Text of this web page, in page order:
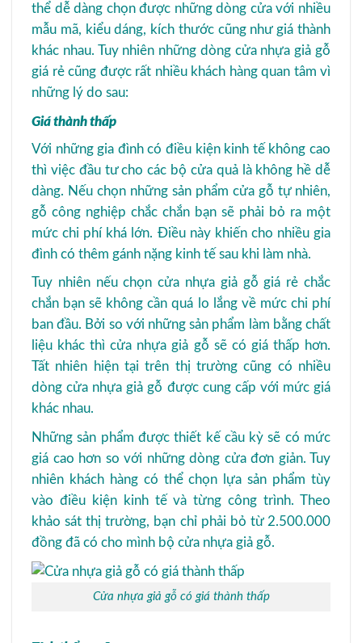
thể dễ dàng chọn được những dòng cửa với nhiều
mẫu mã, kiểu dáng, kích thước cũng như giá thành
khác nhau. Tuy nhiên những dòng cửa nhựa giả gỗ
giá rẻ cũng được rất nhiều khách hàng quan tâm vì
những lý do sau:
Giá thành thấp
Với những gia đình có điều kiện kinh tế không cao
thì việc đầu tư cho các bộ cửa quả là không hề dễ
dàng. Nếu chọn những sản phẩm cửa gỗ tự nhiên,
gỗ công nghiệp chắc chắn bạn sẽ phải bỏ ra một
mức chi phí khá lớn. Điều này khiến cho nhiều gia
đình có thêm gánh nặng kinh tế sau khi làm nhà.
Tuy nhiên nếu chọn cửa nhựa giả gỗ giá rẻ chắc
chắn bạn sẽ không cần quá lo lắng về mức chi phí
ban đầu. Bởi so với những sản phẩm làm bằng chất
liệu khác thì cửa nhựa giả gỗ sẽ có giá thấp hơn.
Tất nhiên hiện tại trên thị trường cũng có nhiều
dòng cửa nhựa giả gỗ được cung cấp với mức giá
khác nhau.
Những sản phẩm được thiết kế cầu kỳ sẽ có mức
giá cao hơn so với những dòng cửa đơn giản. Tuy
nhiên khách hàng có thể chọn lựa sản phẩm tùy
vào điều kiện kinh tế và từng công trình. Theo
khảo sát thị trường, bạn chỉ phải bỏ từ 2.500.000
đồng đã có cho mình bộ cửa nhựa giả gỗ.
Cửa nhựa giả gỗ có giá thành thấp